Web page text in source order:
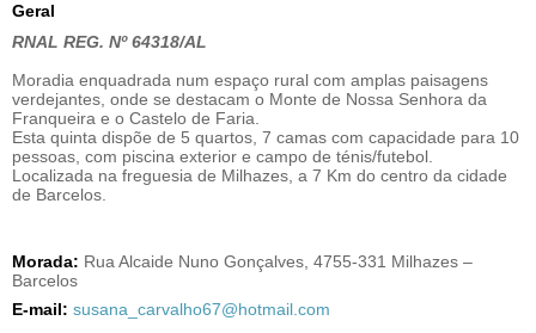
Geral
RNAL REG. Nº 64318/AL
Moradia enquadrada num espaço rural com amplas paisagens
verdejantes, onde se destacam o Monte de Nossa Senhora da
Franqueira e o Castelo de Faria.
Esta quinta dispõe de 5 quartos, 7 camas com capacidade para 10
pessoas, com piscina exterior e campo de ténis/futebol.
Localizada na freguesia de Milhazes, a 7 Km do centro da cidade
de Barcelos.
Morada: Rua Alcaide Nuno Gonçalves, 4755-331 Milhazes –
Barcelos
E-mail: susana_carvalho67@hotmail.com